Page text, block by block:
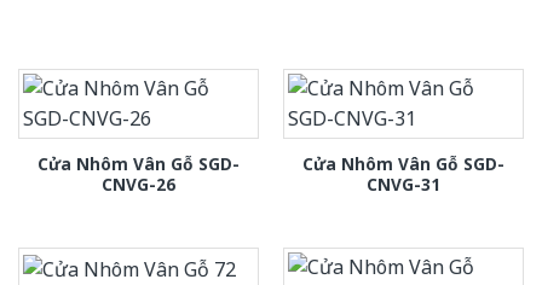
Cửa Nhôm Vân Gỗ SGD-
CNVG-26
Cửa Nhôm Vân Gỗ SGD-
CNVG-31